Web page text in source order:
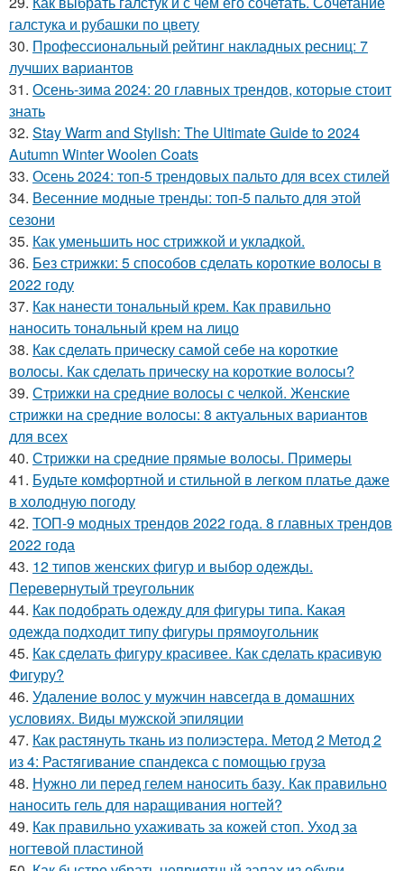
галстука и рубашки по цвету
30. Профессиональный рейтинг накладных ресниц: 7
лучших вариантов
31. Осень-зима 2024: 20 главных трендов, которые стоит
знать
32. Stay Warm and Stylish: The Ultimate Guide to 2024
Autumn Winter Woolen Coats
33. Осень 2024: топ-5 трендовых пальто для всех стилей
34. Весенние модные тренды: топ-5 пальто для этой
сезони
35. Как уменьшить нос стрижкой и укладкой.
36. Без стрижки: 5 способов сделать короткие волосы в
2022 году
37. Как нанести тональный крем. Как правильно
наносить тональный крем на лицо
38. Как сделать прическу самой себе на короткие
волосы. Как сделать прическу на короткие волосы?
39. Стрижки на средние волосы с челкой. Женские
стрижки на средние волосы: 8 актуальных вариантов
для всех
40. Стрижки на средние прямые волосы. Примеры
41. Будьте комфортной и стильной в легком платье даже
в холодную погоду
42. ТОП-9 модных трендов 2022 года. 8 главных трендов
2022 года
43. 12 типов женских фигур и выбор одежды.
Перевернутый треугольник
44. Как подобрать одежду для фигуры типа. Какая
одежда подходит типу фигуры прямоугольник
45. Как сделать фигуру красивее. Как сделать красивую
Фигуру?
46. Удаление волос у мужчин навсегда в домашних
условиях. Виды мужской эпиляции
47. Как растянуть ткань из полиэстера. Метод 2 Метод 2
из 4: Растягивание спандекса с помощью груза
48. Нужно ли перед гелем наносить базу. Как правильно
наносить гель для наращивания ногтей?
49. Как правильно ухаживать за кожей стоп. Уход за
ногтевой пластиной